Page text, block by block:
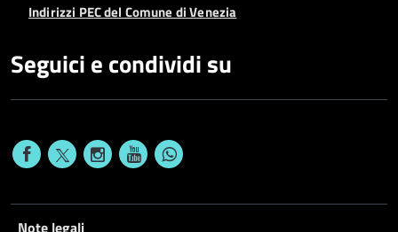
Indirizzi PEC del Comune di Venezia
Seguici e condividi su